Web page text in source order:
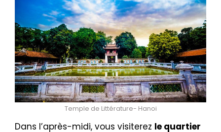
Temple de Littérature- Hanoi
Dans l’après-midi, vous visiterez le quartier